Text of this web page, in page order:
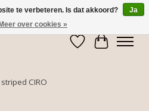
Verlanglijst
CIRO
te verbeteren. Is dat akkoord?
Ja
Meer over cookies »